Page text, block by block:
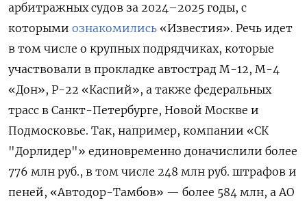
арбитражных судов за 2024–2025 годы, с
которыми ознакомились «Известия». Речь идет
в том числе о крупных подрядчиках, которые
участвовали в прокладке автострад М-12, М-4
«Дон», Р-22 «Каспий», а также федеральных
трасс в Санкт-Петербурге, Новой Москве и
Подмосковье. Так, например, компании «СК
"Дорлидер"» единовременно доначислили более
776 млн руб., в том числе 248 млн руб. штрафов и
пеней, «Автодор-Тамбов» — более 584 млн, а АО